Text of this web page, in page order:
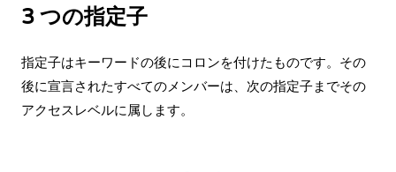
3 つの指定子
指定子はキーワードの後にコロンを付けたものです。その
後に宣言されたすべてのメンバーは、次の指定子までその
アクセスレベルに属します。